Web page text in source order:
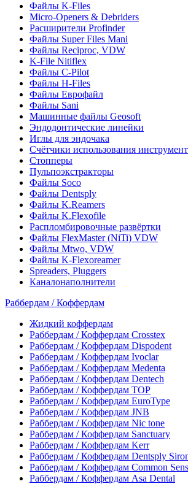
Файлы K-Files
Micro-Openers & Debriders
Расширители Profinder
Файлы Super Files Mani
Файлы Reciproc, VDW
K-File Nitiflex
Файлы C-Pilot
Файлы H-Files
Файлы Еврофайл
Файлы Sani
Машинные файлы Geosoft
Эндодонтические линейки
Иглы для эндочака
Счётчики использования
Стопперы
Пульпоэкстракторы
Файлы Soco
Файлы Dentsply
Файлы K.Reamers
Файлы K.Flexofile
Распломбировочные развёртки
Файлы FlexMaster (NiTi) VDW
Файлы Mtwo, VDW
Файлы K-Flexoreamer
Spreaders, Pluggers
Каналонаполнители
Раббердам / Коффердам
Жидкий коффердам
Раббердам / Коффердам Crosstex
Раббердам / Коффердам Dispodent
Раббердам / Коффердам Ivoclar
Раббердам / Коффердам Medenta
Раббердам / Коффердам Dentech
Раббердам / Коффердам ТОР
Раббердам / Коффердам EuroType
Раббердам / Коффердам JNB
Раббердам / Коффердам Nic tone
Раббердам / Коффердам Sanctuary
Раббердам / Коффердам Kerr
Раббердам / Коффердам Dentsply
Раббердам / Коффердам Common
Раббердам / Коффердам Asa Dental